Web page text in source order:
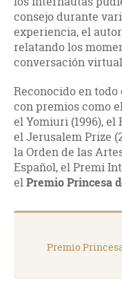
consejo durante
experiencia, el
relatando los
conversación
Reconocido en
con premios como
el Yomiuri (1996), el
el Jerusalem Prize
la Orden de las
Español, el Premi
elPremio Princesa
Premio